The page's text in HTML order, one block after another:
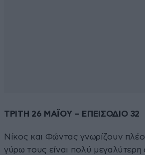
ΤΡΙΤΗ 26 ΜΑΪΟΥ – ΕΠΕΙΣΟΔΙΟ 32
Νίκος και Φώντας γνωρίζουν
γύρω τους είναι πολύ